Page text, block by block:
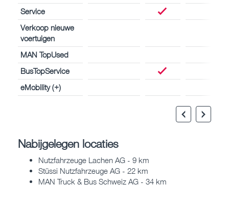
Service
Verkoop nieuwe
voertuigen
MAN TopUsed
BusTopService
eMobility (+)
Nabijgelegen locaties
Nutzfahrzeuge Lachen AG - 9 km
Stüssi Nutzfahrzeuge AG - 22 km
MAN Truck & Bus Schweiz AG - 34 km